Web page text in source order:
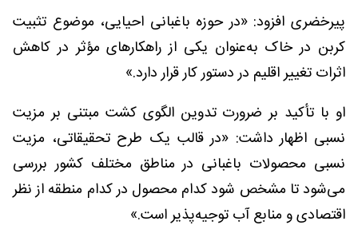
پیرخضری افزود: «در حوزه باغبانی احیایی، موضوع تثبیت
کربن در خاک به‌عنوان یکی از راهکارهای مؤثر در کاهش
اثرات تغییر اقلیم در دستور کار قرار دارد.»
او با تأکید بر ضرورت تدوین الگوی کشت مبتنی بر مزیت
نسبی اظهار داشت: «در قالب یک طرح تحقیقاتی، مزیت
نسبی محصولات باغبانی در مناطق مختلف کشور بررسی
می‌شود تا مشخص شود کدام محصول در کدام منطقه از نظر
اقتصادی و منابع آب توجیه‌پذیر است.»